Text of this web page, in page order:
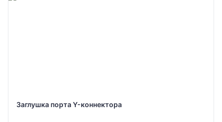
Заглушка порта Y-коннектора